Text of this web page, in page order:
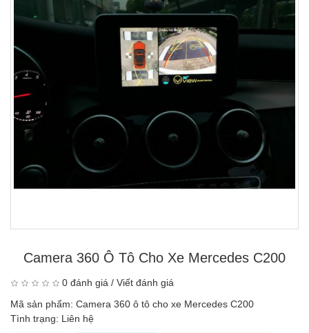
Camera 360 Ô Tô Cho Xe Mercedes C200
0 đánh giá / Viết đánh giá
Mã sản phẩm: Camera 360 ô tô cho xe Mercedes C200
Tình trạng: Liên hệ